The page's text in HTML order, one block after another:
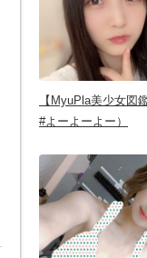
【MyuPla美少女図
#よーよーよー）